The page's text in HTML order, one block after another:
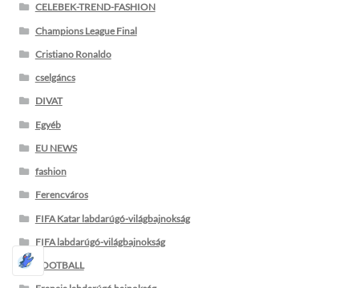
CELEBEK-TREND-FASHION
Champions League Final
Cristiano Ronaldo
cselgáncs
DIVAT
Egyéb
EU NEWS
fashion
Ferencváros
FIFA Katar labdarúgó-világbajnokság
FIFA labdarúgó-világbajnokság
FOOTBALL